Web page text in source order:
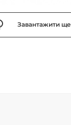
Завантажити ще